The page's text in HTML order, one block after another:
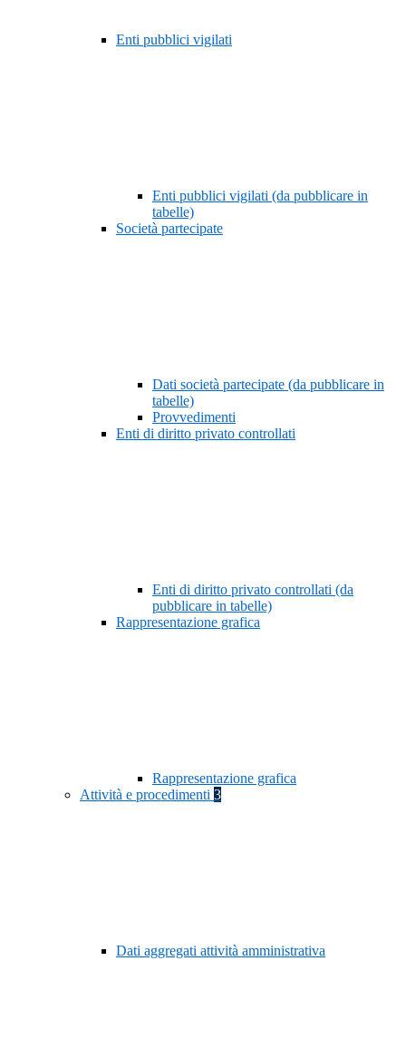
Enti pubblici vigilati
Enti pubblici vigilati (da pubblicare in
tabelle)
Società partecipate
Dati società partecipate (da pubblicare in
tabelle)
Provvedimenti
Enti di diritto privato controllati
Enti di diritto privato controllati (da
pubblicare in tabelle)
Rappresentazione grafica
Rappresentazione grafica
Attività e procedimenti 3
Dati aggregati attività amministrativa